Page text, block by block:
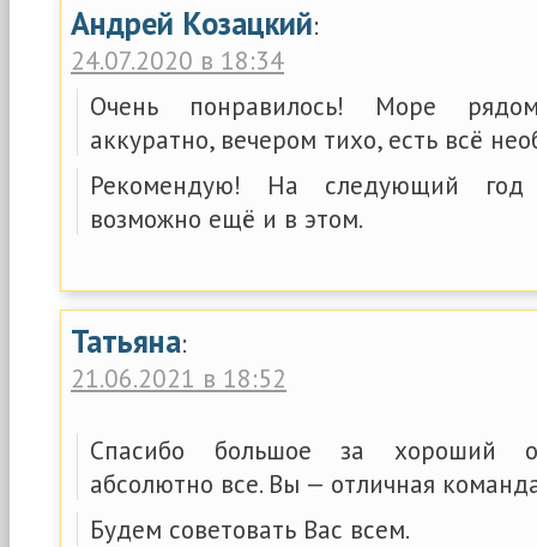
Андрей Козацкий:
24.07.2020 в 18:34
Очень понравилось! Море
аккуратно, вечером тихо, есть всё
Рекомендую! На следующий
возможно ещё и в этом.
Татьяна:
21.06.2021 в 18:52
Спасибо большое за хороший
абсолютно все. Вы — отличная
Будем советовать Вас всем.